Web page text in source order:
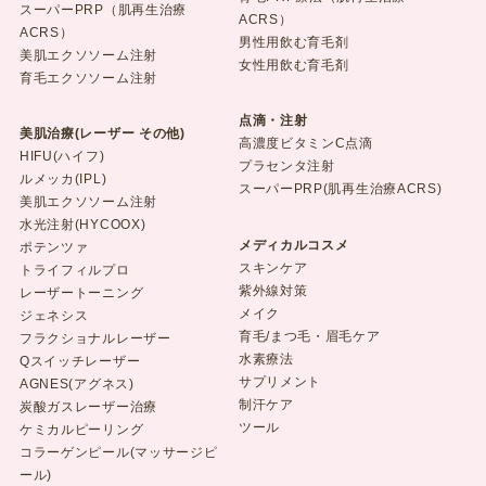
スーパーPRP（肌再生治療
ACRS）
美肌エクソソーム注射
育毛エクソソーム注射
美肌治療(レーザー その他)
HIFU(ハイフ)
ルメッカ(IPL)
美肌エクソソーム注射
水光注射(HYCOOX)
ポテンツァ
トライフィルプロ
レーザートーニング
ジェネシス
フラクショナルレーザー
Qスイッチレーザー
AGNES(アグネス)
炭酸ガスレーザー治療
ケミカルピーリング
コラーゲンピール(マッサージピ
ール)
ACRS）
男性用飲む育毛剤
女性用飲む育毛剤
点滴・注射
高濃度ビタミンC点滴
プラセンタ注射
スーパーPRP(肌再生治療ACRS)
メディカルコスメ
スキンケア
紫外線対策
メイク
育毛/まつ毛・眉毛ケア
水素療法
サプリメント
制汗ケア
ツール